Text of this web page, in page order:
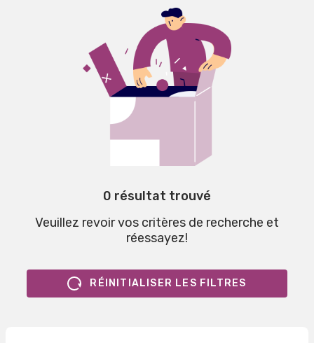
0 résultat trouvé
Veuillez revoir vos critères de recherche et
réessayez!
RÉINITIALISER LES FILTRES